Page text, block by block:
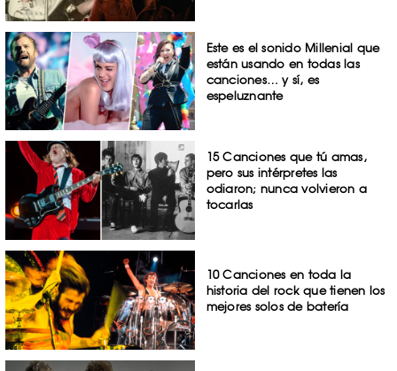
Este es el sonido Millenial que
están usando en todas las
canciones… y sí, es
espeluznante
15 Canciones que tú amas,
pero sus intérpretes las
odiaron; nunca volvieron a
tocarlas
10 Canciones en toda la
historia del rock que tienen los
mejores solos de batería